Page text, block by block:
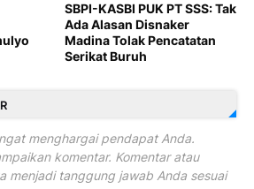
SBPI-KASBI PUK PT SSS: Tak
Ada Alasan Disnaker
Madina Tolak Pencatatan
Serikat Buruh
menghargai pendapat Anda.
komentar. Komentar atau
menjadi tanggung jawab Anda sesuai